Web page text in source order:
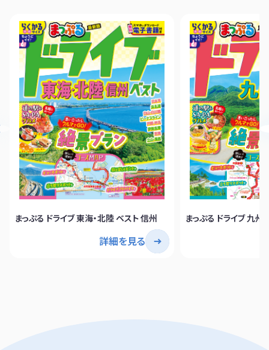
まっぷる ドライブ 東海・北陸 ベスト 信州
詳細を見る
まっぷる ドライブ 九州